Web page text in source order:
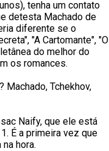
tenha um contato
detesta Machado de
diferente se o
"A Cartomante", "O
do melhor do
os romances.
Machado, Tchekhov,
Naify, que ele está
É a primeira vez que
hora.